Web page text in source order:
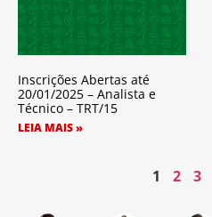
Inscrições Abertas até
20/01/2025 – Analista e
Técnico – TRT/15
LEIA MAIS »
1 2 3